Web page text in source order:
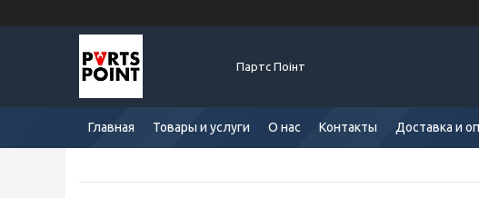
Партс Поінт
Главная Товары и услуги О нас Контакты Доставка и